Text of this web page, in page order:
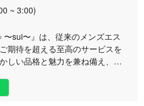
~ 3:00)
〜sui〜』は、従来のメンズエス
期待を超える至高のサービスを
しい品格と魅力を兼ね備え、心
地よく癒やされたい大人の男性
間をご用意しております。洗練